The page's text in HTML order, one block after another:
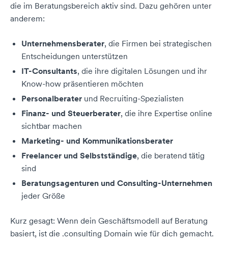
die im Beratungsbereich aktiv sind. Dazu gehören unter
anderem:
Unternehmensberater, die Firmen bei strategischen
Entscheidungen unterstützen
IT-Consultants, die ihre digitalen Lösungen und ihr
Know-how präsentieren möchten
Personalberater und Recruiting-Spezialisten
Finanz- und Steuerberater, die ihre Expertise online
sichtbar machen
Marketing- und Kommunikationsberater
Freelancer und Selbstständige, die beratend tätig
sind
Beratungsagenturen und Consulting-Unternehmen
jeder Größe
Kurz gesagt: Wenn dein Geschäftsmodell auf Beratung
basiert, ist die .consulting Domain wie für dich gemacht.